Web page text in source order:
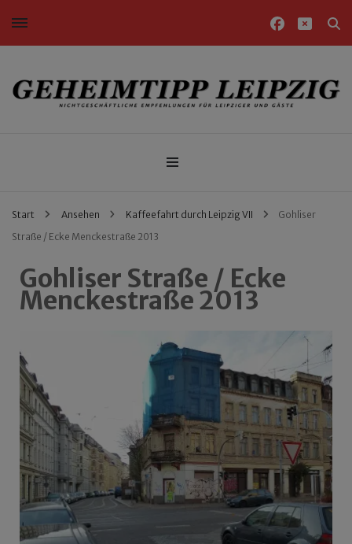
Nichtgeschäftliche Empfehlungen für Leipziger und Gäste
Start Ansehen Kaffeefahrt durch Leipzig VII
Gohliser
Straße / Ecke Menckestraße 2013
Gohliser Straße / Ecke
Menckestraße 2013